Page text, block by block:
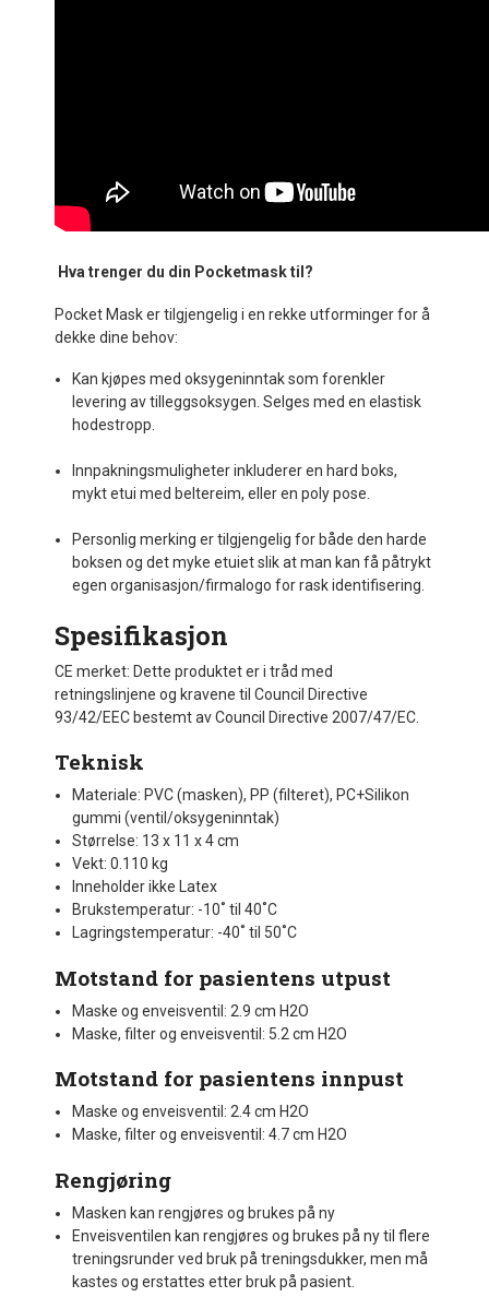
Hva trenger du din Pocketmask til?
Pocket Mask er tilgjengelig i en rekke utforminger for å
dekke dine behov:
Kan kjøpes med oksygeninntak som forenkler
levering av tilleggsoksygen. Selges med en elastisk
hodestropp.
Innpakningsmuligheter inkluderer en hard boks,
mykt etui med beltereim, eller en poly pose.
Personlig merking er tilgjengelig for både den harde
boksen og det myke etuiet slik at man kan få påtrykt
egen organisasjon/firmalogo for rask identifisering.
Spesifikasjon
CE merket: Dette produktet er i tråd med
retningslinjene og kravene til Council Directive
93/42/EEC bestemt av Council Directive 2007/47/EC.
Teknisk
Materiale: PVC (masken), PP (filteret), PC+Silikon
gummi (ventil/oksygeninntak)
Størrelse: 13 x 11 x 4 cm
Vekt: 0.110 kg
Inneholder ikke Latex
Brukstemperatur: -10˚ til 40˚C
Lagringstemperatur: -40˚ til 50˚C
Motstand for pasientens utpust
Maske og enveisventil: 2.9 cm H2O
Maske, filter og enveisventil: 5.2 cm H2O
Motstand for pasientens innpust
Maske og enveisventil: 2.4 cm H2O
Maske, filter og enveisventil: 4.7 cm H2O
Rengjøring
Masken kan rengjøres og brukes på ny
Enveisventilen kan rengjøres og brukes på ny til flere
treningsrunder ved bruk på treningsdukker, men må
kastes og erstattes etter bruk på pasient.